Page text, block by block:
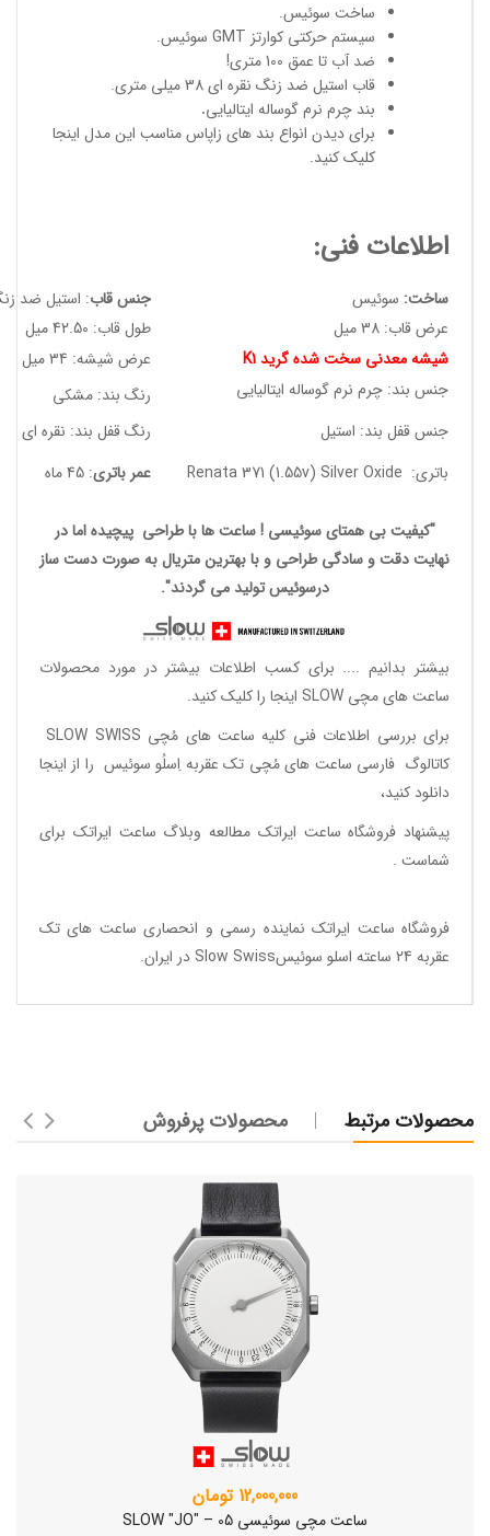
ساخت سوئیس.
سیستم حرکتی کوارتز GMT سوئیس.
ضد آب تا عمق 100 متری!
قاب استیل ضد زنگ نقره ای 38 میلی متری.
بند چرم نرم گوساله ایتالیایی.
برای دیدن انواع بند های زاپاس مناسب این مدل اینجا
کلیک کنید.
اطلاعات فنی:
ساخت: سوئیس جنس قاب: استیل ضد
عرض قاب: 38 میل
طول قاب: 42.50 میل
شیشه معدنی سخت شده گرید K1
عرض شیشه: 34 میل
جنس بند: چرم نرم گوساله ایتالیایی
رنگ بند: مشکی
جنس قفل بند: استیل
رنگ قفل بند: نقره ای
باتری: Renata 371 (1.55v) Silver Oxide
عمر باتری: 45 ماه
"کیفیت بی همتای سوئیسی ! ساعت ها با طراحی پیچیده اما در
نهایت دقت و سادگی طراحی و با بهترین متریال به صورت دست ساز
درسوئیس تولید می گردند".
بیشتر بدانیم .... برای کسب اطلاعات بیشتر در مورد محصولات
ساعت های مچی SLOW اینجا را کلیک کنید.
برای بررسی اطلاعات فنی کلیه ساعت های مُچی SLOW SWISS
کاتالوگ فارسی ساعت های مُچی تک عقربه اِسلُو سوئیس را از اینجا
دانلود کنید،
پیشنهاد فروشگاه ساعت ایراتک مطالعه وبلاگ ساعت ایراتک برای
شماست .
فروشگاه ساعت ایراتک نماینده رسمی و انحصاری ساعت های تک
عقربه 24 ساعته اسلو سوئیسSlow Swiss در ایران
.
محصولات مرتبط محصولات پرفروش
12,000,000 تومان
ساعت مچی سوئیسی SLOW "JO" – 05